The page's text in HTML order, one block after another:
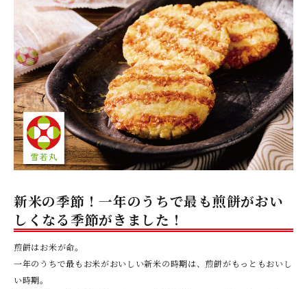
新米の季節！一年のうちで最も煎餅がおい
しくなる季節がきました！
煎餅はお米が命。
一年のうちで最もお米がおいしい新米の時期は、煎餅がもっともおいし
い時期。